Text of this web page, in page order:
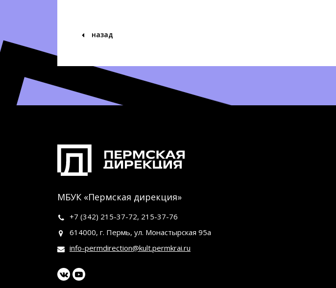
назад
МБУК «Пермская дирекция»
+7 (342) 215-37-72, 215-37-76
614000, г. Пермь, ул. Монастырская 95а
info-permdirection@kult.permkrai.ru